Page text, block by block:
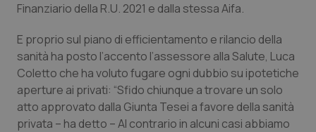
Quotidiano Cardiologia
Quotidiano Chirurgia
Quotidiano Oncologia
Quotidiano Pediatria
Finanziario della R.U. 2021 e dalla stessa Aifa.
E proprio sul piano di efficientamento e rilancio della
sanità ha posto l’accento l’assessore alla Salute, Luca
Coletto che ha voluto fugare ogni dubbio su ipotetiche
aperture ai privati: “Sfido chiunque a trovare un solo
atto approvato dalla Giunta Tesei a favore della sanità
privata – ha detto – Al contrario in alcuni casi abbiamo